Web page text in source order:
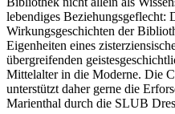
lebendiges Beziehungsgeflecht:
Wirkungsgeschichten der
Eigenheiten eines
übergreifenden
Mittelalter in die Moderne. Die
unterstützt daher gerne die
Marienthal durch die SLUB